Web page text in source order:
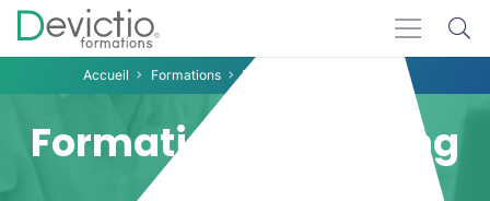
Accueil Formations Formation Packaging Lyon
Formation Packaging